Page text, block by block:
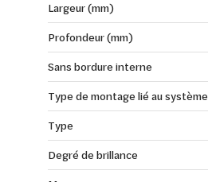
Largeur (mm)
Profondeur (mm)
Sans bordure interne
Type de montage lié au système
Type
Degré de brillance